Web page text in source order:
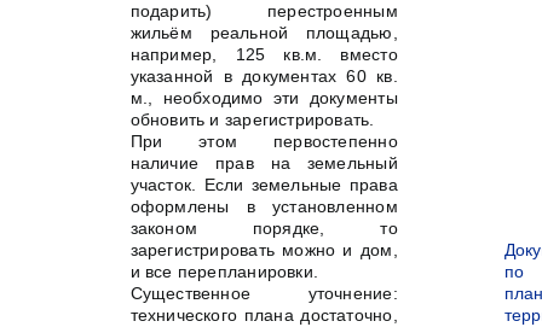
подарить) перестроенным
жильём реальной площадью,
например, 125 кв.м. вместо
указанной в документах 60 кв.
м., необходимо эти документы
обновить и зарегистрировать.
При этом первостепенно
наличие прав на земельный
участок. Если земельные права
оформлены в установленном
законом порядке, то
зарегистрировать можно и дом,
и все перепланировки.
Существенное уточнение:
технического плана достаточно,
по